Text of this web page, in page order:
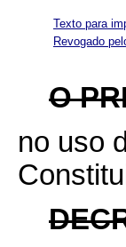
Texto para
Revogado
O
no uso